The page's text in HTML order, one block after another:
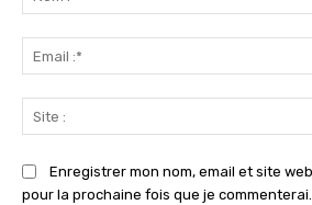
Enregistrer mon nom, email et site
pour la prochaine fois que je commenterai.